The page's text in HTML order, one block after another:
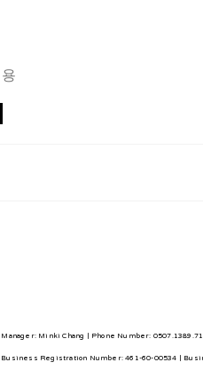
Minki Chang | Phone Number:
Registration Number:461-60-00534|